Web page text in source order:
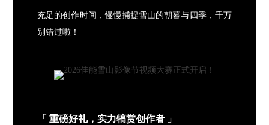
充足的创作时间，慢慢捕捉雪山的朝暮与四季，千万
别错过啦！
「 重磅好礼，实力犒赏创作者 」